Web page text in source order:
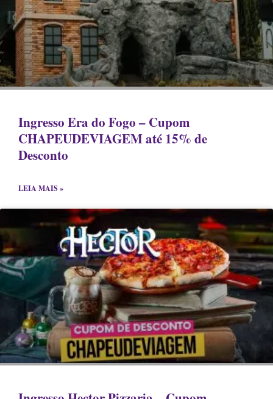
Ingresso Era do Fogo – Cupom
CHAPEUDEVIAGEM até 15% de
Desconto
LEIA MAIS »